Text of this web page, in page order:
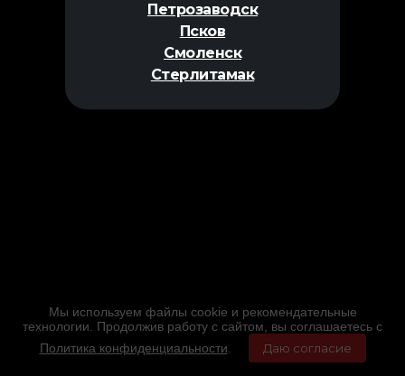
Петрозаводск
Псков
Смоленск
Стерлитамак
Мы используем файлы cookie и рекомендательные
технологии. Продолжив работу с сайтом, вы соглашаетесь с
Политика конфиденциальности
Даю согласие